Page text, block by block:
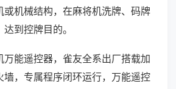
或机械结构，在麻将机洗牌、码牌
到控牌目的。
万能遥控器，雀友全系出厂搭载加
墙，专属程序闭环运行，万能遥控